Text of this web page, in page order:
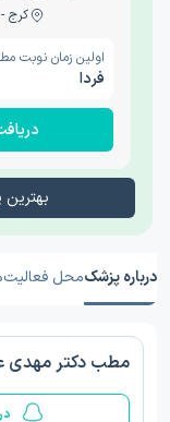
کرج
اولین زمان نوبت
فردا
درباره پزشکمحل فعالیت
مطب دکتر مهدی